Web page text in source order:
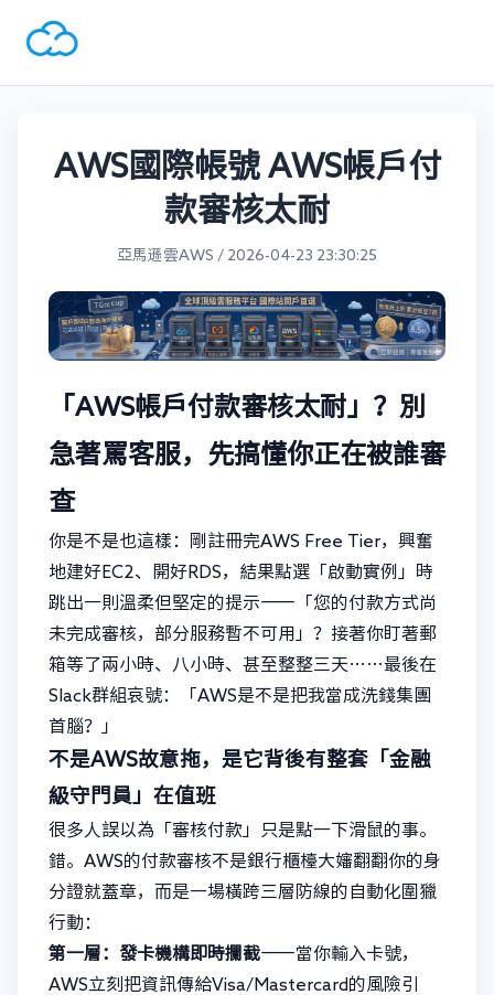
AWS國際帳號 AWS帳戶付
款審核太耐
亞馬遜雲AWS / 2026-04-23 23:30:25
「AWS帳戶付款審核太耐」？別
急著罵客服，先搞懂你正在被誰審
查
你是不是也這樣：剛註冊完AWS Free Tier，興奮
地建好EC2、開好RDS，結果點選「啟動實例」時
跳出一則溫柔但堅定的提示——「您的付款方式尚
未完成審核，部分服務暫不可用」？接著你盯著郵
箱等了兩小時、八小時、甚至整整三天……最後在
Slack群組哀號：「AWS是不是把我當成洗錢集團
首腦？」
不是AWS故意拖，是它背後有整套「金融
級守門員」在值班
很多人誤以為「審核付款」只是點一下滑鼠的事。
錯。AWS的付款審核不是銀行櫃檯大嬸翻翻你的身
分證就蓋章，而是一場橫跨三層防線的自動化圍獵
行動：
第一層：發卡機構即時攔截——當你輸入卡號，
AWS立刻把資訊傳給Visa/Mastercard的風險引